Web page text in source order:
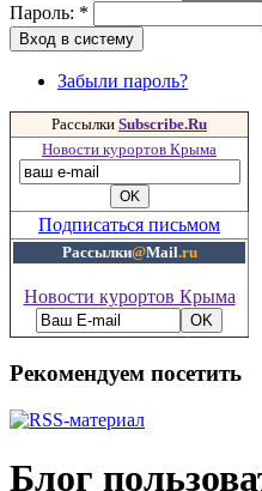
Пароль: *
Забыли пароль?
Рассылки Subscribe.Ru
Новости курортов Крыма
Подписаться письмом
Рассылки@Mail.ru
Новости курортов Крыма
Рекомендуем посетить
Блог